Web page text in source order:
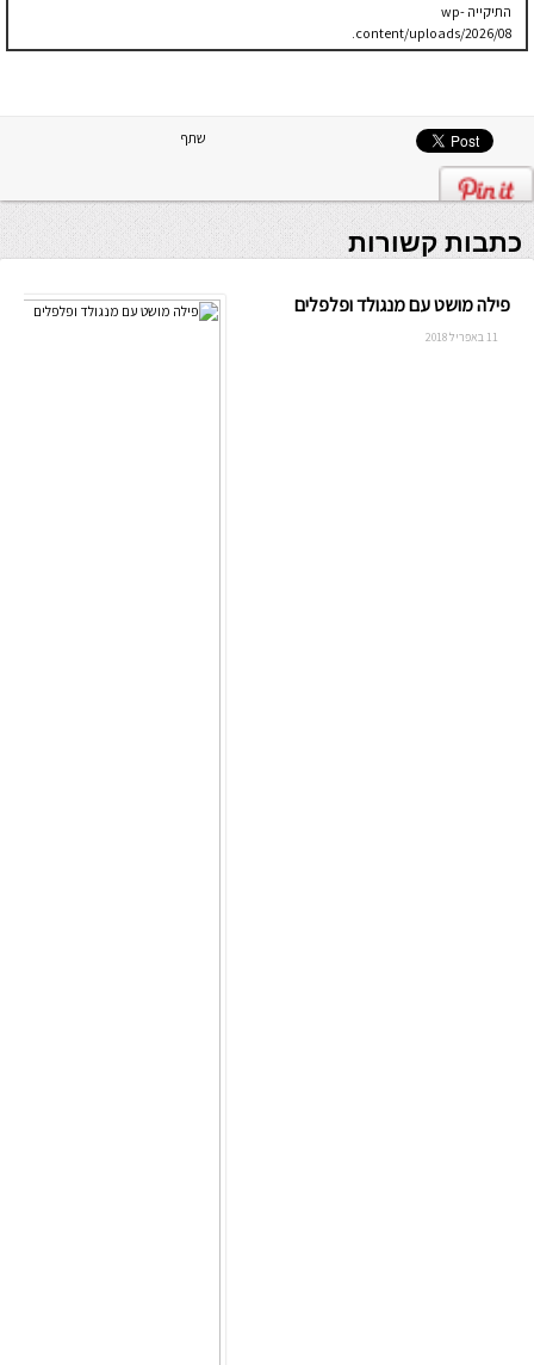
התיקייה wp-
content/uploads/2026/08.
יש לבדוק
שתף
כתבות קשורות
פילה מושט עם מנגולד ופלפלים
11 באפריל 2018